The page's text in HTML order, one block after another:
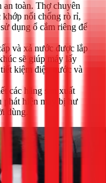
an toàn. Thợ chuyên
khớp nối chống rò rỉ,
dụng ổ cắm riêng để
và xả nước được lắp
sẽ giúp máy lấy
kiệm điện nước và
các hãng sản xuất
phát hiện máy bị hư
dùng.